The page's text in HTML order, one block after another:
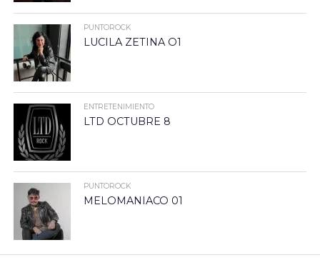
PUNTOROCK
LUCILA ZETINA O1
ENTRETENIMIENTO
LTD OCTUBRE 8
PUNTOROCK
MELOMANIACO 01